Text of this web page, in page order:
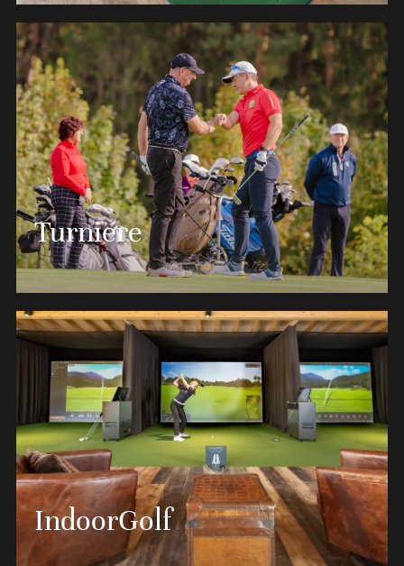
MEHR ERFAHREN
In Zusammenarbeit mit Clubfixx bieten wir Ihnen ein
individuelles Fitting-Angebot, womit ein noch
besseres Golferlebnis möglich wird.
MEHR ERFAHREN
Turniere
Die regelmäßig stattfindenden Golfturniere im Spa
& GolfResort Weimarer Land bieten eine
hervorragende Gelegenheit, sich mit
Gleichgesinnten zu messen und die eigene
Spielstärke unter Beweis zu stellen. Freuen Sie sich
auf eine angenehme Atmosphäre, attraktive Preise
und die Möglichkeit, neue Kontakte zu knüpfen.
IndoorGolf